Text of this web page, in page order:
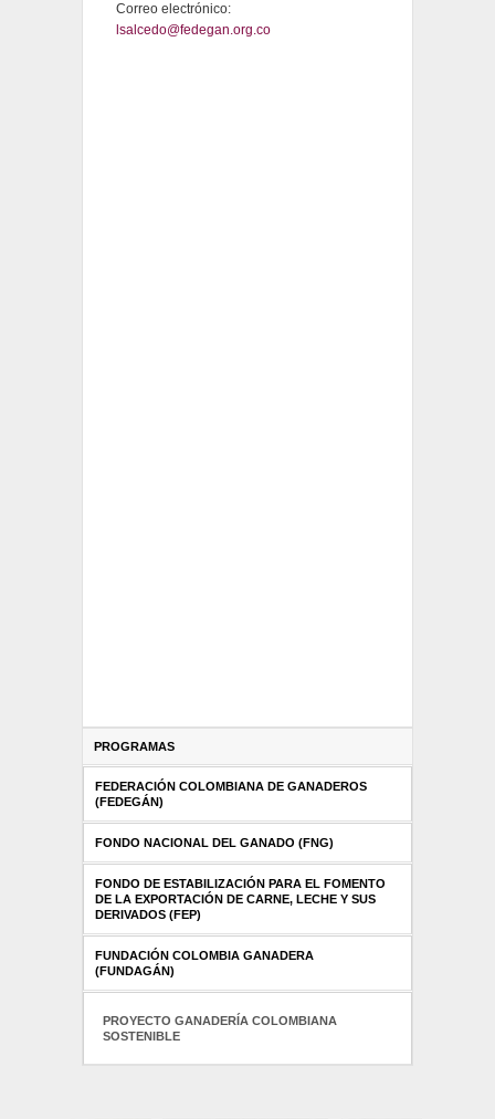
Correo electrónico:
lsalcedo@fedegan.org.co
PROGRAMAS
FEDERACIÓN COLOMBIANA DE GANADEROS
(FEDEGÁN)
FONDO NACIONAL DEL GANADO (FNG)
FONDO DE ESTABILIZACIÓN PARA EL FOMENTO
DE LA EXPORTACIÓN DE CARNE, LECHE Y SUS
DERIVADOS (FEP)
FUNDACIÓN COLOMBIA GANADERA
(FUNDAGÁN)
PROYECTO GANADERÍA COLOMBIANA
SOSTENIBLE